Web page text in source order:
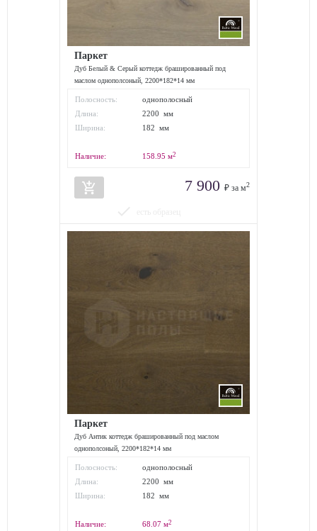
Паркет
Дуб Белый & Серый коттедж брашированный под
маслом однополсоный, 2200*182*14 мм
Полосность:
однополосный
Длина:
2200 мм
Ширина:
182 мм
Наличие: 158.95 м2
add_shopping_cart 7 900 ₽ за м2
Паркет
Дуб Антик коттедж брашированный под маслом
однополсоный, 2200*182*14 мм
Полосность:
однополосный
Длина:
2200 мм
Ширина:
182 мм
Наличие: 68.07 м2